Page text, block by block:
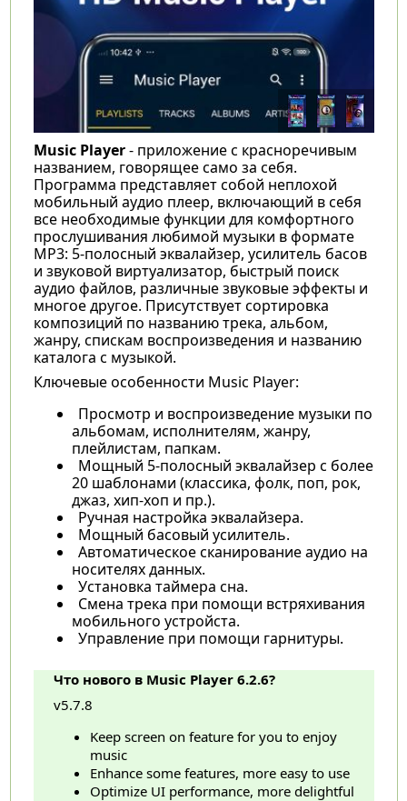
Music Player- приложение с красноречивым
названием, говорящее само за себя.
Программа представляет собой неплохой
мобильный аудио плеер, включающий в себя
все необходимые функции для комфортного
прослушивания любимой музыки в формате
MP3: 5-полосный эквалайзер, усилитель басов
и звуковой виртуализатор, быстрый поиск
аудио файлов, различные звуковые эффекты и
многое другое. Присутствует сортировка
композиций по названию трека, альбом,
жанру, спискам воспроизведения и названию
каталога с музыкой.
Ключевые особенности Music Player:
Просмотр и воспроизведение музыки по
альбомам, исполнителям, жанру,
плейлистам, папкам.
Мощный 5-полосный эквалайзер с более
20 шаблонами (классика, фолк, поп, рок,
джаз, хип-хоп и пр.).
Ручная настройка эквалайзера.
Мощный басовый усилитель.
Автоматическое сканирование аудио на
носителях данных.
Установка таймера сна.
Смена трека при помощи встряхивания
мобильного устройста.
Управление при помощи гарнитуры.
Что нового в Music Player 6.2.6?
v5.7.8
Keep screen on feature for you to enjoy
music
Enhance some features, more easy to use
Optimize UI performance, more delightful